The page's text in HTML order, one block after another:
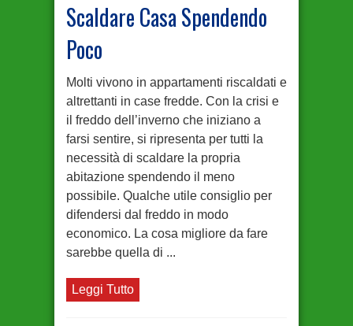
Scaldare Casa Spendendo
Poco
Molti vivono in appartamenti riscaldati e
altrettanti in case fredde. Con la crisi e
il freddo dell’inverno che iniziano a
farsi sentire, si ripresenta per tutti la
necessità di scaldare la propria
abitazione spendendo il meno
possibile. Qualche utile consiglio per
difendersi dal freddo in modo
economico. La cosa migliore da fare
sarebbe quella di ...
Leggi Tutto